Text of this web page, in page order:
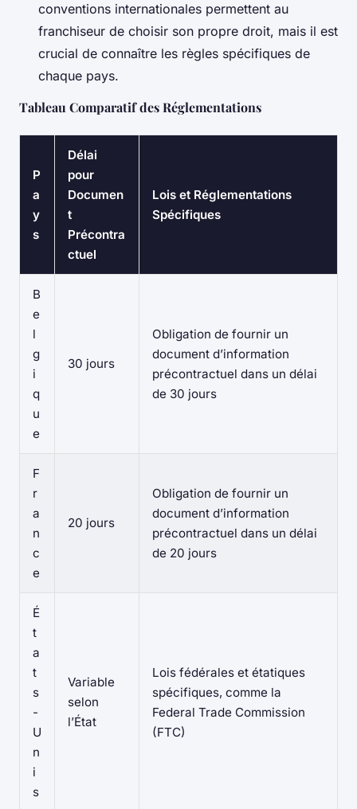
conventions internationales permettent au
franchiseur de choisir son propre droit, mais il est
crucial de connaître les règles spécifiques de
chaque pays.
Tableau Comparatif des Réglementations
P
a
y
s
Délai
pour
Documen
t
Précontra
ctuel
Lois et Réglementations
Spécifiques
B
e
l
g
i
q
u
e
30 jours
Obligation de fournir un
document d’information
précontractuel dans un délai
de 30 jours
F
r
a
n
c
e
20 jours
Obligation de fournir un
document d’information
précontractuel dans un délai
de 20 jours
É
t
a
t
s
-
U
n
i
s
Variable
selon
l’État
Lois fédérales et étatiques
spécifiques, comme la
Federal Trade Commission
(FTC)